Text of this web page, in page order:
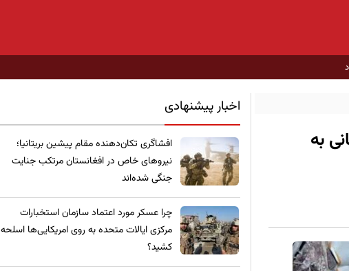
به
اخبار پیشنهادی
​افشاگری تکان‌دهنده مقام پیشین بریتانیا؛
نیروهای خاص در افغانستان مرتکب جنایت
جنگی شده‌اند
چرا عسکر مورد اعتماد سازمان استخبارات
مرکزی ایالات متحده به روی امریکایی‌ها اسلحه
کشید؟